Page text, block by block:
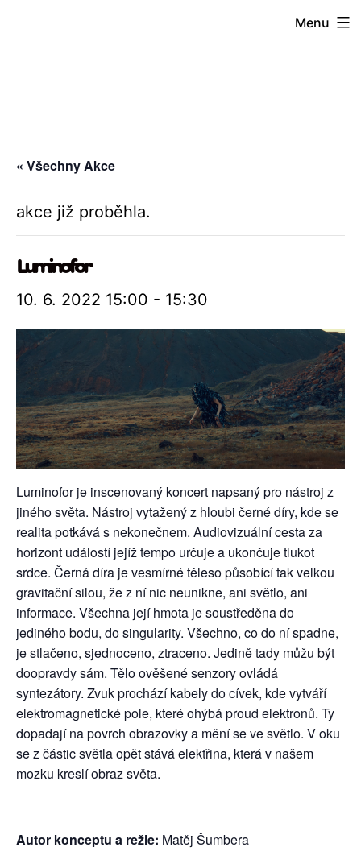
Menu
« Všechny Akce
akce již proběhla.
Luminofor
10. 6. 2022 15:00 - 15:30
Luminofor je inscenovaný koncert napsaný pro nástroj z
jiného světa. Nástroj vytažený z hloubi černé díry, kde se
realita potkává s nekonečnem. Audiovizuální cesta za
horizont událostí jejíž tempo určuje a ukončuje tlukot
srdce. Černá díra je vesmírné těleso působící tak velkou
gravitační silou, že z ní nic neunikne, ani světlo, ani
informace. Všechna její hmota je soustředěna do
jediného bodu, do singularity. Všechno, co do ní spadne,
je stlačeno, sjednoceno, ztraceno. Jedině tady můžu být
doopravdy sám. Tělo ověšené senzory ovládá
syntezátory. Zvuk prochází kabely do cívek, kde vytváří
elektromagnetické pole, které ohýbá proud elektronů. Ty
dopadají na povrch obrazovky a mění se ve světlo. V oku
se z částic světla opět stává elektřina, která v našem
mozku kreslí obraz světa.
Autor konceptu a režie: Matěj Šumbera